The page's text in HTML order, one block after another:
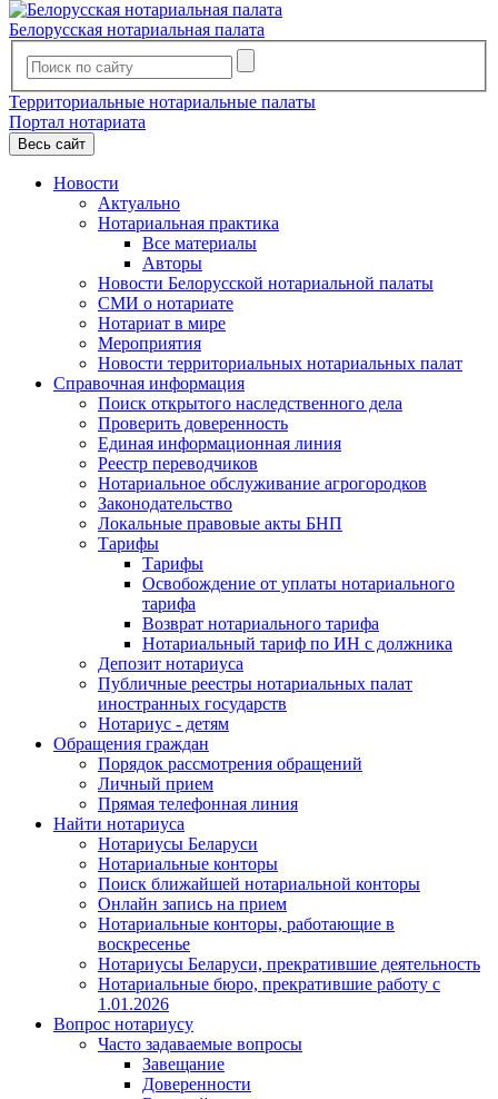
Белорусская нотариальная палата
Территориальные нотариальные палаты
Портал нотариата
Весь сайт
Новости
Актуально
Нотариальная практика
Все материалы
Авторы
Новости Белорусской нотариальной палаты
СМИ о нотариате
Нотариат в мире
Мероприятия
Новости территориальных нотариальных палат
Справочная информация
Поиск открытого наследственного дела
Проверить доверенность
Единая информационная линия
Реестр переводчиков
Нотариальное обслуживание агрогородков
Законодательство
Локальные правовые акты БНП
Тарифы
Тарифы
Освобождение от уплаты нотариального
тарифа
Возврат нотариального тарифа
Нотариальный тариф по ИН с должника
Депозит нотариуса
Публичные реестры нотариальных палат
иностранных государств
Нотариус - детям
Обращения граждан
Порядок рассмотрения обращений
Личный прием
Прямая телефонная линия
Найти нотариуса
Нотариусы Беларуси
Нотариальные конторы
Поиск ближайшей нотариальной конторы
Онлайн запись на прием
Нотариальные конторы, работающие в
воскресенье
Нотариусы Беларуси, прекратившие деятельность
Нотариальные бюро, прекратившие работу с
1.01.2026
Вопрос нотариусу
Часто задаваемые вопросы
Завещание
Доверенности